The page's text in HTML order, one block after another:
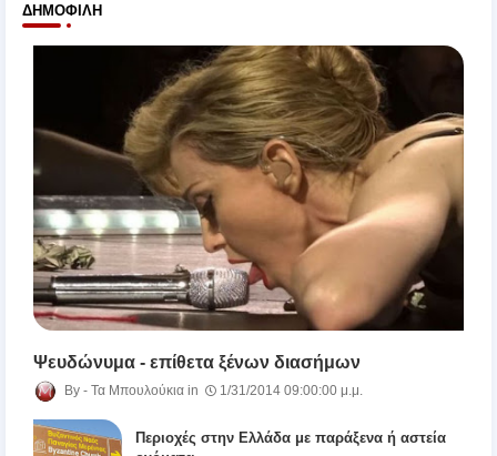
ΔΗΜΟΦΙΛΉ
Ψευδώνυμα - επίθετα ξένων διασήμων
Τα Μπουλούκια 1/31/2014 09:00:00 μ.μ.
Περιοχές στην Ελλάδα με παράξενα ή αστεία